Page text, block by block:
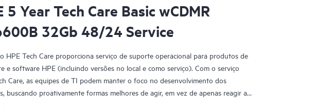
5 Year Tech Care Basic wCDMR
32Gb 48/24 Service
HPE Tech Care proporciona serviço de suporte operacional para produtos de
e software HPE (incluindo versões no local e como serviço). Com o serviço
Care, as equipes de TI podem manter o foco no desenvolvimento dos
buscando proativamente formas melhores de agir, em vez de apenas reagir a